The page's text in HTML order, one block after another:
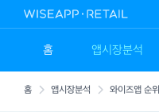
홈 앱시장분석
홈 앱시장분석 와이즈앱 순위